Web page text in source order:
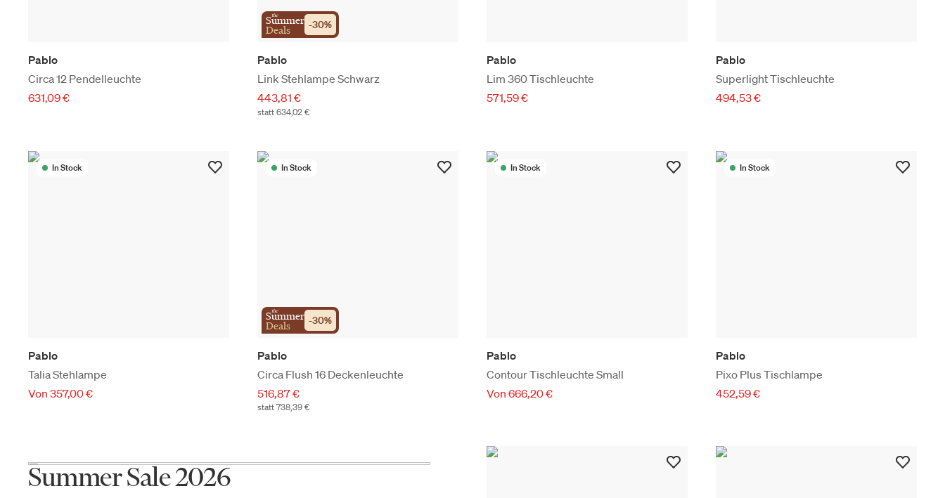
Pablo
Circa 12 Pendelleuchte
631,09 €
the
Summer
Deals -30%
Pablo
Link Stehlampe Schwarz
443,81 €
statt 634,02 €
Pablo
Lim 360 Tischleuchte
571,59 €
Pablo
Superlight Tischleuchte
494,53 €
In Stock
Pablo
Talia Stehlampe
Von 357,00 €
In Stock
the
Summer
Deals -30%
Pablo
Circa Flush 16 Deckenleuchte
516,87 €
statt 738,39 €
In Stock
Pablo
Contour Tischleuchte Small
Von 666,20 €
In Stock
Pablo
Pixo Plus Tischlampe
452,59 €
Summer Sale 2026